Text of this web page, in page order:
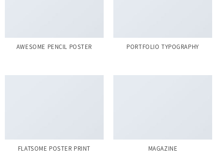
AWESOME PENCIL POSTER PORTFOLIO TYPOGRAPHY
FLATSOME POSTER PRINT MAGAZINE